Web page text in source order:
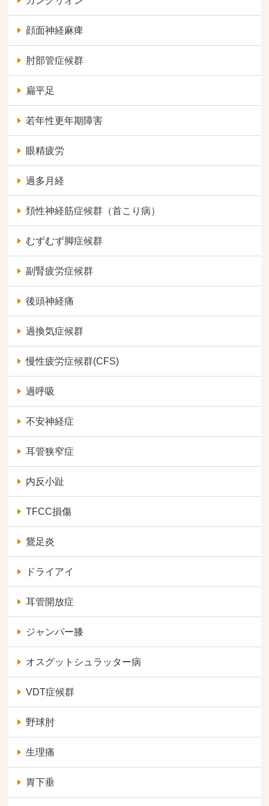
顔面神経麻痺
肘部管症候群
扁平足
若年性更年期障害
眼精疲労
過多月経
頚性神経筋症候群（首こり病）
むずむず脚症候群
副腎疲労症候群
後頭神経痛
過換気症候群
慢性疲労症候群(CFS)
過呼吸
不安神経症
耳管狭窄症
内反小趾
TFCC損傷
鵞足炎
ドライアイ
耳管開放症
ジャンパー膝
オスグットシュラッター病
VDT症候群
野球肘
生理痛
胃下垂